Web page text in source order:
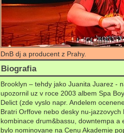
DnB dj a producent z Prahy.
Biografia
Brooklyn – tehdy jako Juanita Juarez -
upozornil uz v roce 2003 albem Spa
Delict (zde vyslo napr. Andelem
Bratri Orffove nebo desky nu-jazzovych
kombinace drum&bassu, downtempa a
bylo nominovane na Cenu Akademie